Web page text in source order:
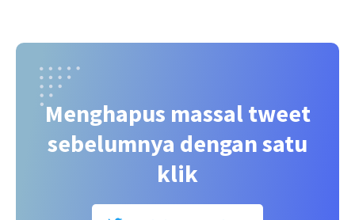
Menghapus massal tweet
sebelumnya dengan satu
klik